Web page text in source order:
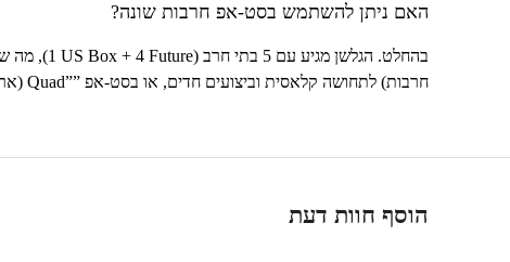
האם ניתן להשתמש בסט-אפ חרבות שונה?
בהחלט. הגלשן מגיע עם 5 בתי חרב ( 4 Future
+
1 US Box), מה
חרבות) לתחושה קלאסית וביצועים חדים, או בסט-אפ ”Quad”
הוסף חוות דעת